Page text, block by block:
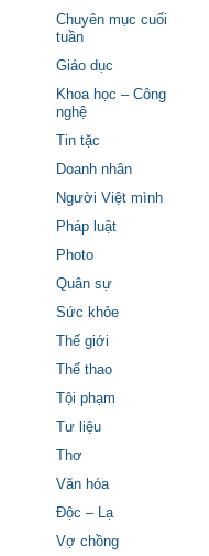
Chuyên mục cuối
tuần
Giáo dục
Khoa học – Công
nghệ
Tin tặc
Doanh nhân
Người Việt mình
Pháp luật
Photo
Quân sự
Sức khỏe
Thế giới
Thể thao
Tội phạm
Tư liệu
Thơ
Văn hóa
Độc – Lạ
Vợ chồng